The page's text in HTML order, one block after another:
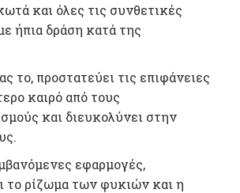
και όλες τις συνθετικές
ήπια δράση κατά της
το, προστατεύει τις επιφάνειες
καιρό από τους
και διευκολύνει στην
εφαρμογές,
το ρίζωμα των φυκιών και η